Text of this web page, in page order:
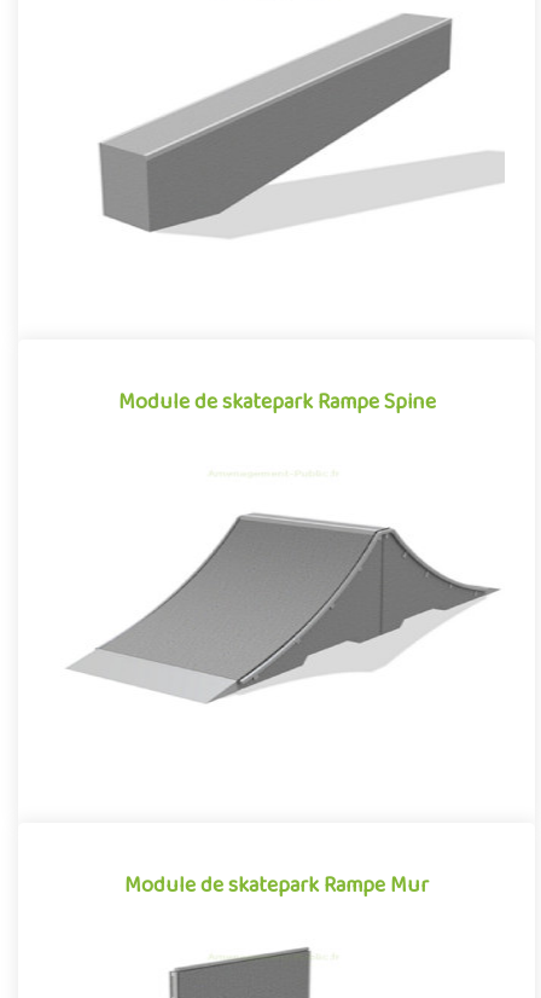
Module de skatepark Grind Box Inclinée
La Grind Box Inclinée est un module de skatepark en béton
préfabriqué, inspiré des divers obstacles que l'on peut
retrouver d..
Module de skatepark Rampe Spine
Module de skatepark Rampe Spine
La Rampe Spine est un module de skatepark en béton
préfabriqué, inspiré des divers obstacles que l'on peut
retrouver dans les..
Module de skatepark Rampe Mur